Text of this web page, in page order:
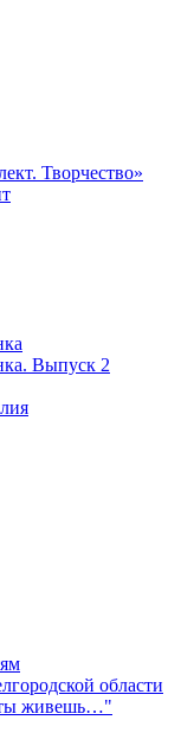
Творчество»
Выпуск 2
области
ты живешь…"